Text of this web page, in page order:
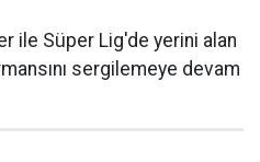
ile Süper Lig'de yerini alan
sergilemeye devam